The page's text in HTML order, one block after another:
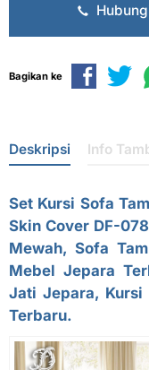
Bagikan ke
Deskripsi Info
Set Kursi Sofa
Skin Cover DF-
Mewah, Sofa
Mebel Jepara
Jati Jepara, Kursi
Terbaru.